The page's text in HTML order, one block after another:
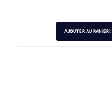
AJOUTER AU PANIER